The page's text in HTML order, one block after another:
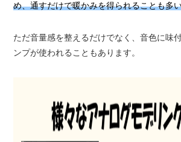
め、通すだけで暖かみを得られることも多
ただ音量感を整えるだけでなく、音色に味
ンプが使われることもあります。